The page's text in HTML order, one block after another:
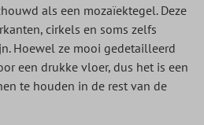
als een mozaïektegel. Deze
cirkels en soms zelfs
Hoewel ze mooi gedetailleerd
een drukke vloer, dus het is een
te houden in de rest van de